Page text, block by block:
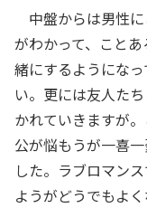
中盤からは男性
がわかって、こと
緒にするようにな
い。更には友人た
かれていきますが
公が悩もうが一喜
した。ラブロマン
ようがどうでもよ